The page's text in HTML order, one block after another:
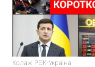
Колаж РБК-Україна